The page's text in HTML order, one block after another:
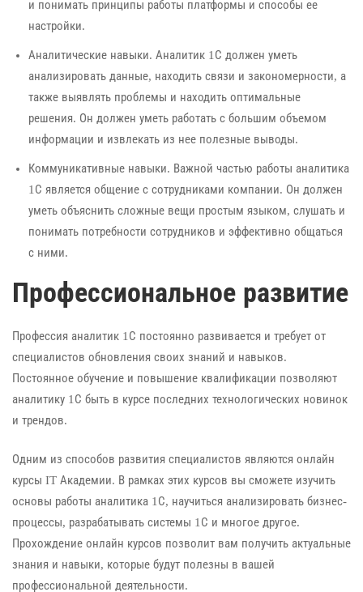
и понимать принципы работы платформы и способы ее
настройки.
Аналитические навыки. Аналитик 1С должен уметь
анализировать данные, находить связи и закономерности, а
также выявлять проблемы и находить оптимальные
решения. Он должен уметь работать с большим объемом
информации и извлекать из нее полезные выводы.
Коммуникативные навыки. Важной частью работы аналитика
1С является общение с сотрудниками компании. Он должен
уметь объяснить сложные вещи простым языком, слушать и
понимать потребности сотрудников и эффективно общаться
с ними.
Профессиональное развитие
Профессия аналитик 1С постоянно развивается и требует от
специалистов обновления своих знаний и навыков.
Постоянное обучение и повышение квалификации позволяют
аналитику 1С быть в курсе последних технологических новинок
и трендов.
Одним из способов развития специалистов являются онлайн
курсы IT Академии. В рамках этих курсов вы сможете изучить
основы работы аналитика 1С, научиться анализировать бизнес-
процессы, разрабатывать системы 1С и многое другое.
Прохождение онлайн курсов позволит вам получить актуальные
знания и навыки, которые будут полезны в вашей
профессиональной деятельности.